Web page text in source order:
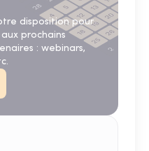
disposition pour
prochains
: webinars,